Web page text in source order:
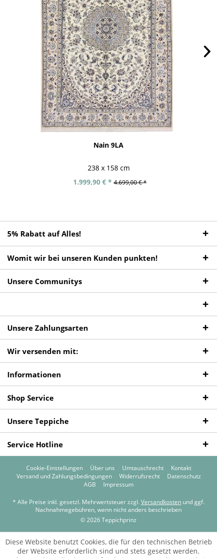
Nain 9LA
238 x 158 cm
1.999,90 € * 4.699,00 € *
5% Rabatt auf Alles!
Womit wir bei unseren Kunden punkten!
Unsere Communitys
Unsere Zahlungsarten
Wir versenden mit:
Informationen
Shop Service
Unsere Teppiche
Service Hotline
Cookie-Einstellungen Über uns Umtauschrecht
Kontakt
Versand und Zahlungsbedingungen
Widerrufsrecht
Datenschutz
AGB
Impressum
* Alle Preise inkl. gesetzl. Mehrwertsteuer zzgl. Versandkosten und ggf.
Nachnahmegebühren, wenn nicht anders beschrieben
© 2026 Teppichprinz
Diese Website benutzt Cookies, die für den technischen Betrieb
der Website erforderlich sind und stets gesetzt werden.